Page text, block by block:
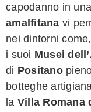
capodanno in
amalfitana vi
nei dintorni
i suoi Musei
di Positano
botteghe
la Villa Romana